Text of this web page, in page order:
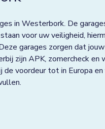
in Westerbork. De
voor uw veiligheid,
garages zorgen dat
zijn APK, zomercheck en
de voordeur tot in Europa